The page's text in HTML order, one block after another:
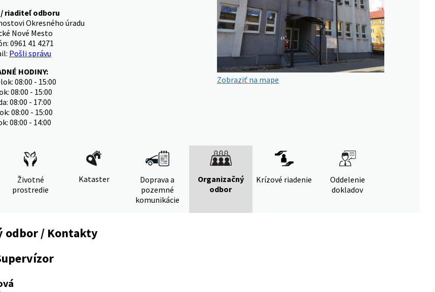
riaditeľ odboru
Okresného úradu
Nové Mesto
0961 41 4271
Pošli správu
HODINY:
08:00 - 15:00
08:00 - 15:00
08:00 - 17:00
08:00 - 15:00
08:00 - 14:00
Zobraziť na mape
Životné
prostredie
Kataster
Doprava a
pozemné
komunikácie
Organizačný
odbor
Krízové riadenie
Oddelenie
dokladov
odbor / Kontakty